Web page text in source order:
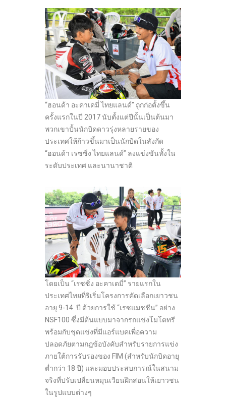
“ฮอนด้า อะคาเดมี่ ไทยแลนด์” ถูกก่อตั้งขึ้น
ครั้งแรกในปี 2017 นับตั้งแต่ปีนั้นเป็นต้นมา
พวกเขาปั้นนักบิดดาวรุ่งหลายรายของ
ประเทศให้ก้าวขึ้นมาเป็นนักบิดในสังกัด
“ฮอนด้า เรซซิ่ง ไทยแลนด์” ลงแข่งขันทั้งใน
ระดับประเทศ และนานาชาติ
โดยเป็น “เรซซิ่ง อะคาเดมี่” รายแรกใน
ประเทศไทยที่ริเริ่มโครงการคัดเลือกเยาวชน
อายุ 9-14 ปี ด้วยการใช้ “เรซแมชชีน” อย่าง
NSF100 ซึ่งมีต้นแบบมาจากรถแข่งโมโตทรี
พร้อมกับชุดแข่งที่มีแอร์แบคเพื่อความ
ปลอดภัยตามกฎข้อบังคับสำหรับรายการแข่ง
ภายใต้การรับรองของ FIM (สำหรับนักบิดอายุ
ต่ำกว่า 18 ปี) และมอบประสบการณ์ในสนาม
จริงที่ปรับเปลี่ยนหมุนเวียนฝึกสอนให้เยาวชน
ในรูปแบบต่างๆ